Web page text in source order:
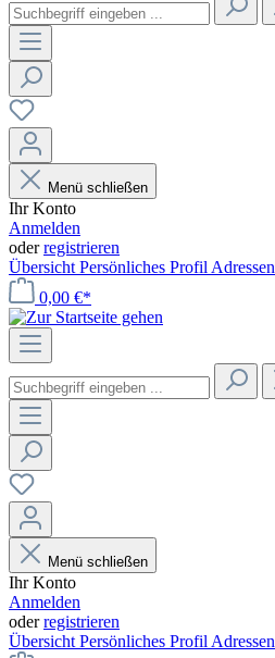
Menü schließen
Ihr Konto
Anmelden
oderregistrieren
Übersicht Persönliches Profil Adressen
0,00 €*
Menü schließen
Ihr Konto
Anmelden
oderregistrieren
Übersicht Persönliches Profil Adressen